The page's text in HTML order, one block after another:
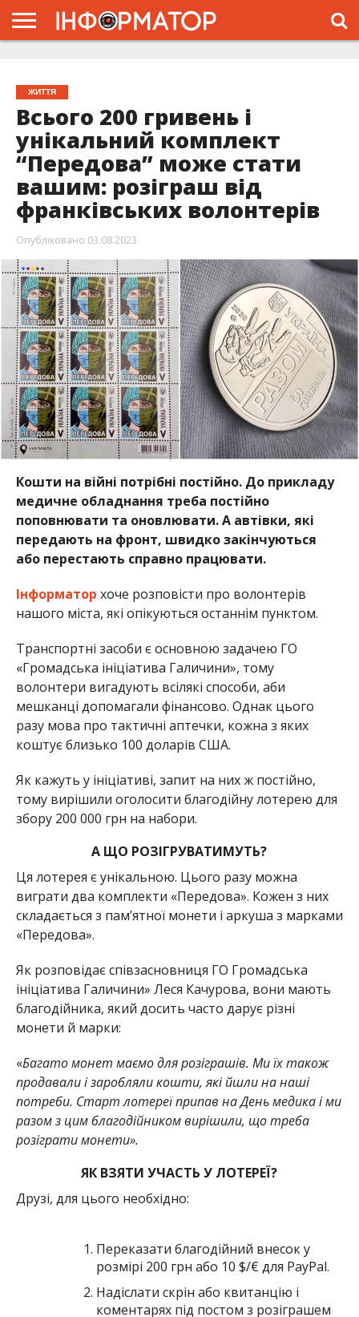
ЖИТТЯ
Всього 200 гривень і
унікальний комплект
“Передова” може стати
вашим: розіграш від
франківських волонтерів
Опубліковано 03.08.2023
Кошти на війні потрібні постійно. До прикладу
медичне обладнання треба постійно
поповнювати та оновлювати. А автівки, які
передають на фронт, швидко закінчуються
або перестають справно працювати.
Інформатор хоче розповісти про волонтерів
нашого міста, які опікуються останнім пунктом.
Транспортні засоби є основною задачею ГО
«Громадська ініціатива Галичини», тому
волонтери вигадують всілякі способи, аби
мешканці допомагали фінансово. Однак цього
разу мова про тактичні аптечки, кожна з яких
коштує близько 100 доларів США.
Як кажуть у ініціативі, запит на них ж постійно,
тому вирішили оголосити благодійну лотерею для
збору 200 000 грн на набори.
А ЩО РОЗІГРУВАТИМУТЬ?
Ця лотерея є унікальною. Цього разу можна
виграти два комплекти «Передова». Кожен з них
складається з памʼятної монети і аркуша з марками
«Передова».
Як розповідає співзасновниця ГО Громадська
ініціатива Галичини» Леся Качурова, вони мають
благодійника, який досить часто дарує різні
монети й марки:
«Багато монет маємо для розіграшів. Ми їх також
продавали і заробляли кошти, які йшли на наші
потреби. Старт лотереї припав на День медика і ми
разом з цим благодійником вирішили, що треба
розіграти монети».
ЯК ВЗЯТИ УЧАСТЬ У ЛОТЕРЕЇ?
Друзі, для цього необхідно:
Переказати благодійний внесок у
розмірі 200 грн або 10 $/€ для PayPal.
Надіслати скрін або квитанцію і
коментарях під постом з розіграшем